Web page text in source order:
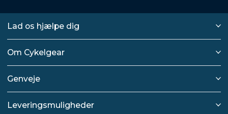
Lad os hjælpe dig
Om Cykelgear
Genveje
Leveringsmuligheder